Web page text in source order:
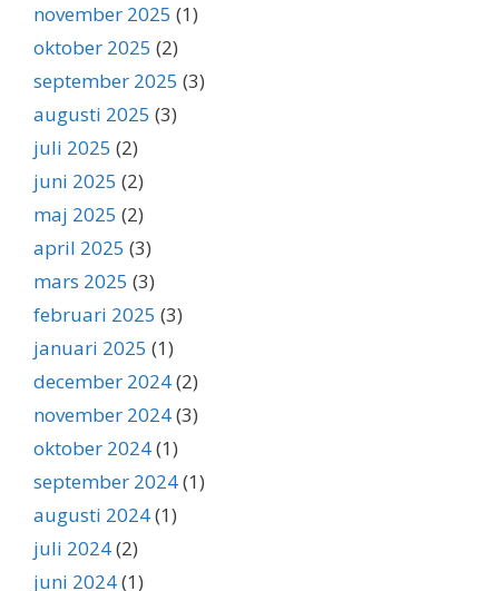
november 2025 (1)
oktober 2025 (2)
september 2025 (3)
augusti 2025 (3)
juli 2025 (2)
juni 2025 (2)
maj 2025 (2)
april 2025 (3)
mars 2025 (3)
februari 2025 (3)
januari 2025 (1)
december 2024(2)
november 2024(3)
oktober 2024(1)
september 2024(1)
augusti 2024(1)
juli 2024(2)
juni 2024(1)